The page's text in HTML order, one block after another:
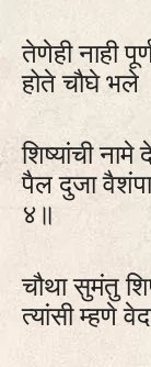
तेणेही नाही
होते चौघे भले
शिष्यांची
पैल दुजा
४॥
चौथा सुमंतु
त्यांसी म्हणे